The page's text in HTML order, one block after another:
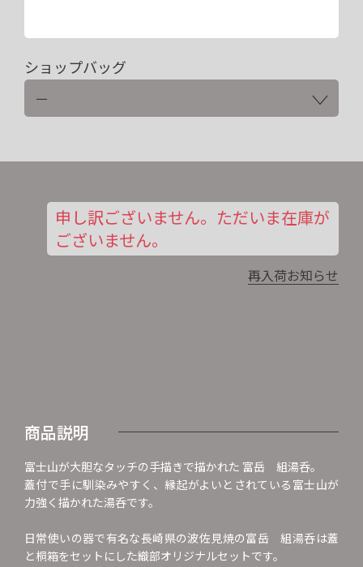
ショップバッグ
申し訳ございません。ただいま在庫が
ございません。
再入荷お知らせ
商品説明
富士山が大胆なタッチの手描きで描かれた 富岳 組湯呑。
蓋付で手に馴染みやすく、縁起がよいとされている富士山が
力強く描かれた湯呑です。
日常使いの器で有名な長崎県の波佐見焼の富岳 組湯呑は蓋
と桐箱をセットにした織部オリジナルセットです。